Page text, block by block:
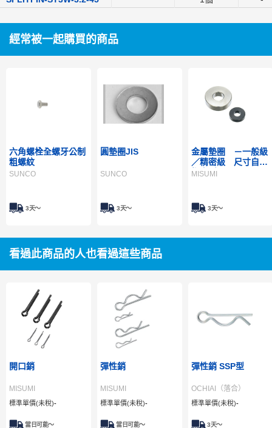
經常被一起購買的商品
六角螺栓全螺牙公制
粗螺紋
SUNCO
3天～
圓墊圈JIS
SUNCO
3天～
金屬墊圈 －一般級
／精密級 尺寸自由
指定型－
MISUMI
3天～
看過此商品的人也看過這些商品
開口銷
MISUMI
標準單價(未稅)-
當日可能～
彈性銷
MISUMI
標準單價(未稅)-
當日可能～
彈性銷 SSP型
OCHIAI（落合）
標準單價(未稅)-
3天～